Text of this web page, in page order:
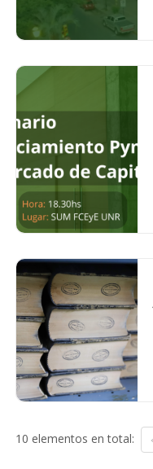
10 elementos en total: